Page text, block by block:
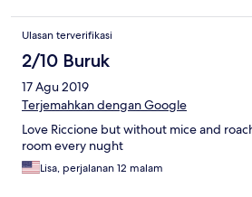
Ulasan terverifikasi
2/10 Buruk
17 Agu 2019
Terjemahkan dengan Google
Love Riccione but without mice and
room every nught
Lisa, perjalanan 12 malam